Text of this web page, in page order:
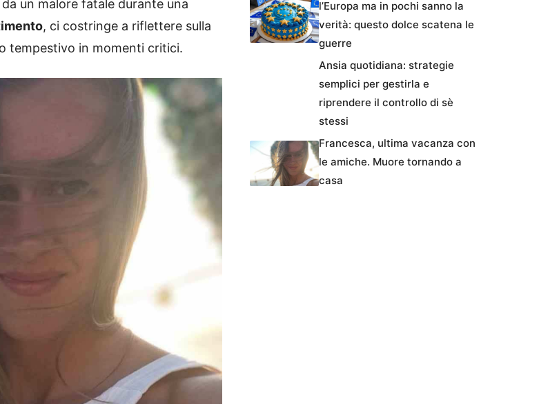
un malore fatale durante una
, ci costringe a riflettere sulla
tempestivo in momenti critici.
l’Europa ma in pochi sanno la
verità: questo dolce scatena le
guerre
Ansia quotidiana: strategie
semplici per gestirla e
riprendere il controllo di sè
stessi
Francesca, ultima vacanza con
le amiche. Muore tornando a
casa